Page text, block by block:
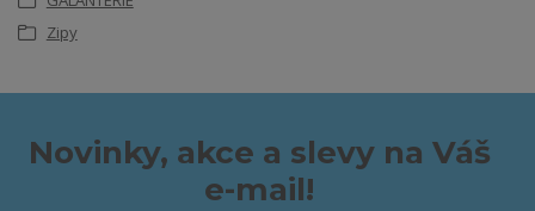
Zipy
Novinky, akce a slevy na Váš
e-mail!